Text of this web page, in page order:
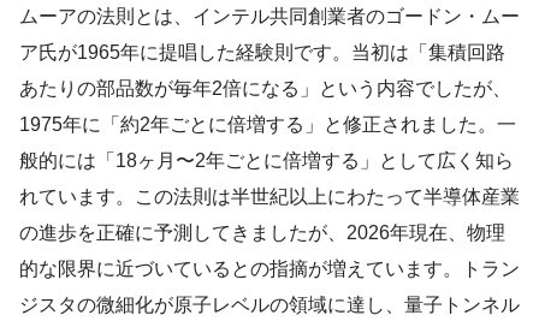
ムーアの法則とは、インテル共同創業者のゴードン・ムー
ア氏が1965年に提唱した経験則です。当初は「集積回路
あたりの部品数が毎年2倍になる」という内容でしたが、
1975年に「約2年ごとに倍増する」と修正されました。一
般的には「18ヶ月〜2年ごとに倍増する」として広く知ら
れています。この法則は半世紀以上にわたって半導体産業
の進歩を正確に予測してきましたが、2026年現在、物理
的な限界に近づいているとの指摘が増えています。トラン
ジスタの微細化が原子レベルの領域に達し、量子トンネル